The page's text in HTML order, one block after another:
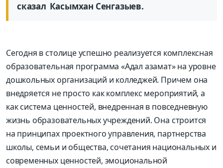
сказал Касымхан Сенгазыев.
Сегодня в столице успешно реализуется комплексная
образовательная программа «Адал азамат» на уровне
дошкольных организаций и колледжей. Причем она
внедряется не просто как комплекс мероприятий, а
как система ценностей, внедренная в повседневную
жизнь образовательных учреждений. Она строится
на принципах проектного управления, партнерства
школы, семьи и общества, сочетания национальных и
современных ценностей, эмоциональной